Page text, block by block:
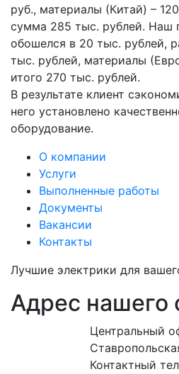
О компании
Услуги
Выполненные работы
Документы
Вакансии
Контакты
Лучшие электрики для
руб., материалы (Китай) –
сумма 285 тыс. рублей. Наш
обошелся в 20 тыс. рублей,
тыс. рублей, материалы
итого 270 тыс. рублей.
В результате клиент
него установлено
оборудование.
Адрес нашего
Центральный
Контактный